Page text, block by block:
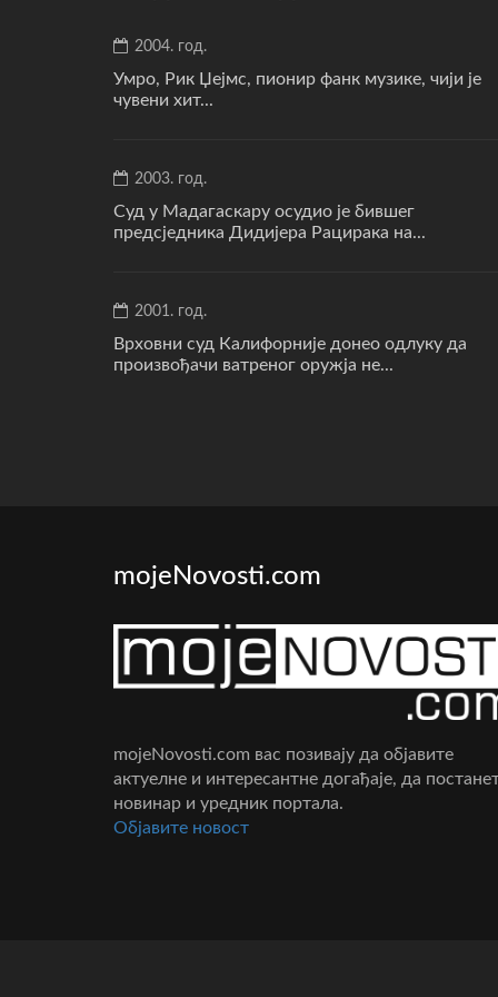
2004. год.
Умро, Рик Џејмс, пионир фанк музике, чији је
чувени хит...
2003. год.
Суд у Мадагаскару осудио је бившег
предсједника Дидијера Рацирака на...
2001. год.
Врховни суд Калифорније донео одлуку да
произвођачи ватреног оружја не...
mojeNovosti.com
mojeNovosti.com вас позивају да објавите
актуелне и интересантне догађаје, да
новинар и уредник портала.
Oбјавите новост